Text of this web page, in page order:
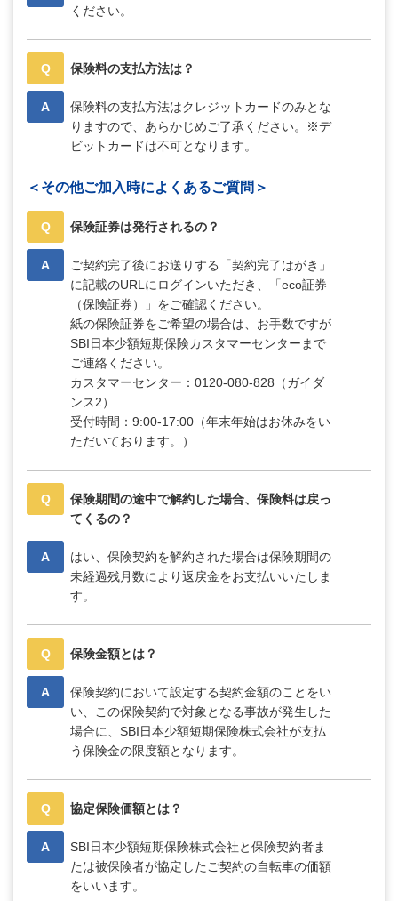
ください。
Q 保険料の支払方法は？
A
保険料の支払方法はクレジットカードのみとな
りますので、あらかじめご了承ください。※デ
ビットカードは不可となります。
＜その他ご加入時によくあるご質問＞
Q 保険証券は発行されるの？
A
ご契約完了後にお送りする「契約完了はがき」
に記載のURLにログインいただき、「eco証券
（保険証券）」をご確認ください。
紙の保険証券をご希望の場合は、お手数ですが
SBI日本少額短期保険カスタマーセンターまで
ご連絡ください。
カスタマーセンター：0120-080-828（ガイダ
ンス2）
受付時間：9:00-17:00（年末年始はお休みをい
ただいております。）
Q
保険期間の途中で解約した場合、保険料は戻っ
てくるの？
A
はい、保険契約を解約された場合は保険期間の
未経過残月数により返戻金をお支払いいたしま
す。
Q 保険金額とは？
A
保険契約において設定する契約金額のことをい
い、この保険契約で対象となる事故が発生した
場合に、SBI日本少額短期保険株式会社が支払
う保険金の限度額となります。
Q 協定保険価額とは？
A
SBI日本少額短期保険株式会社と保険契約者ま
たは被保険者が協定したご契約の自転車の価額
をいいます。